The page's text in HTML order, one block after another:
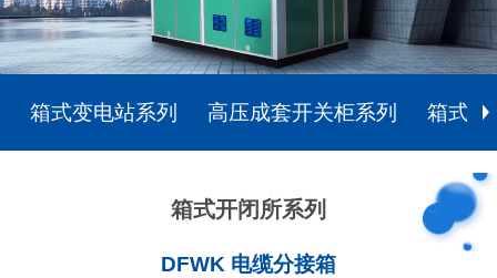
箱式变电站系列 高压成套开关柜系列 箱式开
箱式开闭所系列
DFWK 电缆分接箱